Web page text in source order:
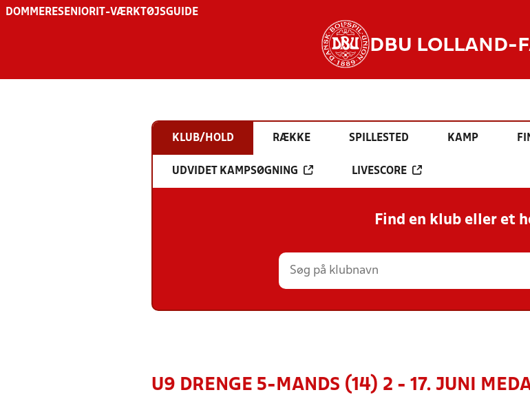
DOMMERESENIOR IT-VÆRKTØJSGUIDE
DBU LOLLAND-
KLUB/HOLD RÆKKE SPILLESTED KAMP
UDVIDET KAMPSØGNING LIVESCORE
Find en klub eller et
U9 DRENGE 5-MANDS (14) 2 - 17. JUNI